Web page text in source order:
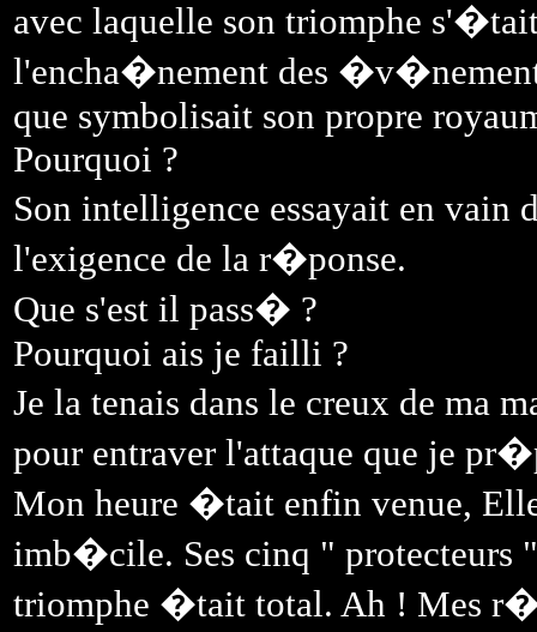
avec laquelle son triomphe
l'encha�nement des
que symbolisait son propre
Pourquoi ?
Son intelligence essayait en
l'exigence de la r�ponse.
Que s'est il pass� ?
Pourquoi ais je failli ?
Je la tenais dans le creux de ma
pour entraver l'attaque que je
Mon heure �tait enfin venue,
imb�cile. Ses cinq " protecteurs
triomphe �tait total. Ah ! Mes